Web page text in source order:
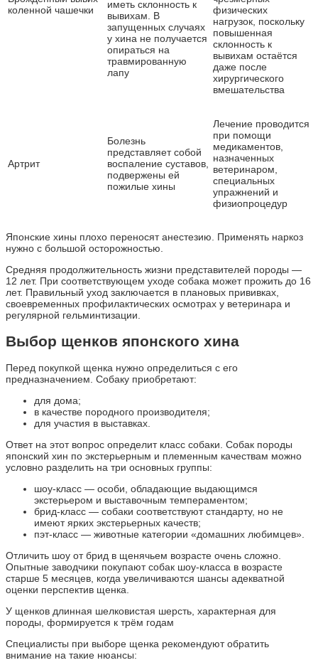
коленной чашечки
иметь склонность к
вывихам. В
запущенных случаях
у хина не получается
опираться на
травмированную
лапу
физических
нагрузок, поскольку
повышенная
склонность к
вывихам остаётся
даже после
хирургического
вмешательства
Артрит
Болезнь
представляет собой
воспаление суставов,
подвержены ей
пожилые хины
Лечение проводится
при помощи
медикаментов,
назначенных
ветеринаром,
специальных
упражнений и
физиопроцедур
Японские хины плохо переносят анестезию. Применять наркоз
нужно с большой осторожностью.
Средняя продолжительность жизни представителей породы —
12 лет. При соответствующем уходе собака может прожить до 16
лет. Правильный уход заключается в плановых прививках,
своевременных профилактических осмотрах у ветеринара и
регулярной гельминтизации.
Выбор щенков японского хина
Перед покупкой щенка нужно определиться с его
предназначением. Собаку приобретают:
для дома;
в качестве породного производителя;
для участия в выставках.
Ответ на этот вопрос определит класс собаки. Собак породы
японский хин по экстерьерным и племенным качествам можно
условно разделить на три основных группы:
шоу-класс — особи, обладающие выдающимся
экстерьером и выставочным темпераментом;
брид-класс — собаки соответствуют стандарту, но не
имеют ярких экстерьерных качеств;
пэт-класс — животные категории «домашних любимцев».
Отличить шоу от брид в щенячьем возрасте очень сложно.
Опытные заводчики покупают собак шоу-класса в возрасте
старше 5 месяцев, когда увеличиваются шансы адекватной
оценки перспектив щенка.
У щенков длинная шелковистая шерсть, характерная для
породы, формируется к трём годам
Специалисты при выборе щенка рекомендуют обратить
внимание на такие нюансы: